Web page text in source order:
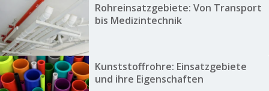
Rohreinsatzgebiete: Von Transport
bis Medizintechnik
Kunststoffrohre: Einsatzgebiete
und ihre Eigenschaften